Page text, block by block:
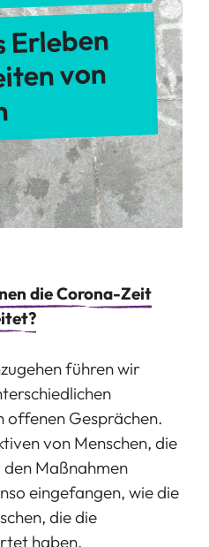
Erleben
von
die Corona-Zeit
führen wir
offenen Gesprächen.
von Menschen, die
Maßnahmen
eingefangen, wie die
die die
haben.